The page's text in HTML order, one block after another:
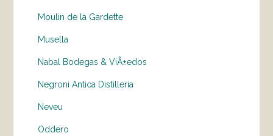
Moulin de la Gardette
Musella
Nabal Bodegas & ViÃ±edos
Negroni Antica Distilleria
Neveu
Oddero